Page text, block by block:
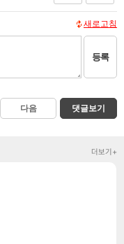
새로고침
등록
다음 댓글보기
더보기+